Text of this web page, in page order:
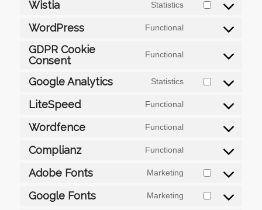
Wistia Statistics
Consent
WordPress Functional
GDPR Cookie
Consent
Functional
service
Google Analytics Statistics
Consent
LiteSpeed Functional
Wordfence Functional
wordfence
Complianz Functional
complianz
Adobe Fonts Marketing
Consent
Google Fonts Marketing
Consent